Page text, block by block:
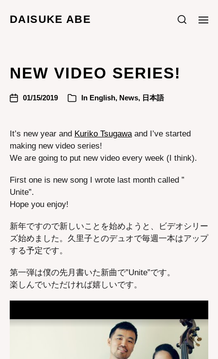
DAISUKE ABE
NEW VIDEO SERIES!
01/15/2019 In English, News, 日本語
It’s new year and Kuriko Tsugawaand I’ve started
making new video series!
We are going to put new video every week (I think).
First one is new song I wrote last month called ”
Unite”.
Hope you enjoy!
新年ですので新しいことを始めようと、ビデオシリー
ズ始めました。久里子とのデュオで毎週一本はアップ
する予定です。
第一弾は僕の先月書いた新曲で”Unite”です。
楽しんでいただければ嬉しいです。